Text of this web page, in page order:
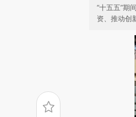
“十五五”期
资、推动创